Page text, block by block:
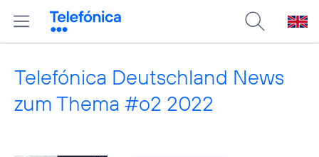
Telefónica Deutschland News
zum Thema #o2 2022